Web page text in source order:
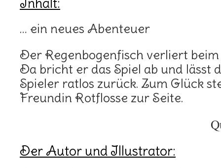
… ein neues Abenteuer
Der Regenbogenfisch verliert
Da bricht er das Spiel ab und lässt
Spieler ratlos zurück. Zum Glück
Freundin Rotflosse zur Seite.
Der Autor und Illustrator: